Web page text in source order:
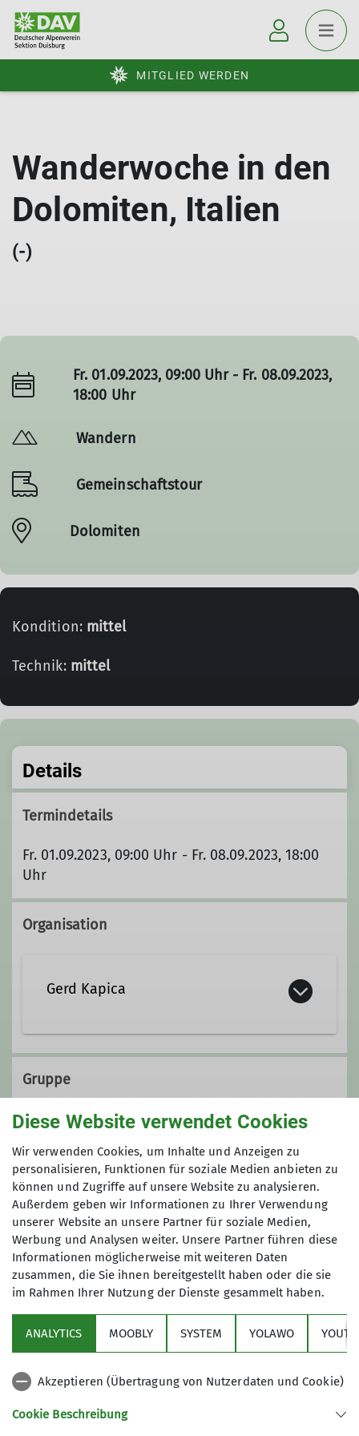
MITGLIED WERDEN
Wanderwoche in den
Dolomiten, Italien
(-)
Fr. 01.09.2023, 09:00 Uhr - Fr. 08.09.2023,
18:00 Uhr
Wandern
Gemeinschaftstour
Dolomiten
Kondition: mittel
Technik: mittel
Details
Termindetails
Fr. 01.09.2023, 09:00 Uhr - Fr. 08.09.2023, 18:00
Uhr
Organisation
Gerd Kapica
Qualifikationen
Kletterbetreuer*in Breitensport
Gruppe
Alpine Wandergruppe
Wir sind begeisterte Wanderer und
ganzjährig aktiv. Nahezu jedes
Wochenende treten wir den Beweis
an, dass sich Ballungsraum und
Naturerlebnis wunderbar miteinander
Unsere Wanderungen sind
Gemeinschaftstouren und werden von
geführt und finden bei nahezu jedem
Wetter statt. Beim Wandern hat man
Sektion
Service
Diese Website verwendet Cookies
Wir verwenden Cookies, um Inhalte und Anzeigen zu
personalisieren, Funktionen für soziale Medien anbieten zu
können und Zugriffe auf unsere Website zu analysieren.
Außerdem geben wir Informationen zu Ihrer Verwendung
unserer Website an unsere Partner für soziale Medien,
Werbung und Analysen weiter. Unsere Partner führen diese
Informationen möglicherweise mit weiteren Daten
zusammen, die Sie ihnen bereitgestellt haben oder die sie
im Rahmen Ihrer Nutzung der Dienste gesammelt haben.
ANALYTICS MOOBLY SYSTEM YOLAWO
Akzeptieren (Übertragung von Nutzerdaten und Cookie)
Cookie Beschreibung